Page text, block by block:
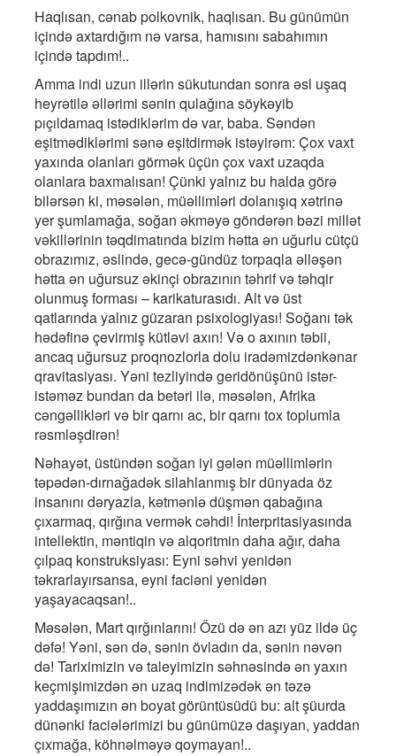
Haqlısan, cənab polkovnik, haqlısan. Bu günümün
içində axtardığım nə varsa, hamısını sabahımın
içində tapdım!..
Amma indi uzun illərin sükutundan sonra əsl uşaq
heyrətilə əllərimi sənin qulağına söykəyib
pıçıldamaq istədiklərim də var, baba. Səndən
eşitmədiklərimi sənə eşitdirmək istəyirəm: Çox vaxt
yaxında olanları görmək üçün çox vaxt uzaqda
olanlara baxmalısan! Çünki yalnız bu halda görə
bilərsən ki, məsələn, müəllimləri dolanışıq xətrinə
yer şumlamağa, soğan əkməyə göndərən bəzi millət
vəkillərinin təqdimatında bizim hətta ən uğurlu cütçü
obrazımız, əslində, gecə-gündüz torpaqla əlləşən
hətta ən uğursuz əkinçi obrazının təhrif və təhqir
olunmuş forması – karikaturasıdı. Alt və üst
qatlarında yalnız güzaran psixologiyası! Soğanı tək
hədəfinə çevirmiş kütləvi axın! Və o axının təbii,
ancaq uğursuz proqnozlorla dolu iradəmizdənkənar
qravitasiyası. Yəni tezliyində geridönüşünü istər-
istəməz bundan da betəri ilə, məsələn, Afrika
cəngəllikləri və bir qarnı ac, bir qarnı tox toplumla
rəsmləşdirən!
Nəhayət, üstündən soğan iyi gələn müəllimlərin
təpədən-dırnağadək silahlanmış bir dünyada öz
insanını dəryazla, kətmənlə düşmən qabağına
çıxarmaq, qırğına vermək cəhdi! İnterpritasiyasında
intellektin, məntiqin və alqoritmin daha ağır, daha
çılpaq konstruksiyası: Eyni səhvi yenidən
təkrarlayırsansa, eyni faciəni yenidən
yaşayacaqsan!..
Məsələn, Mart qırğınlarını! Özü də ən azı yüz ildə üç
dəfə! Yəni, sən də, sənin övladın da, sənin nəvən
də! Tariximizin və taleyimizin səhnəsində ən yaxın
keçmişimizdən ən uzaq indimizədək ən təzə
yaddaşımızın ən boyat görüntüsüdü bu: alt şüurda
dünənki faciələrimizi bu günümüzə daşıyan, yaddan
çıxmağa, köhnəlməyə qoymayan!..